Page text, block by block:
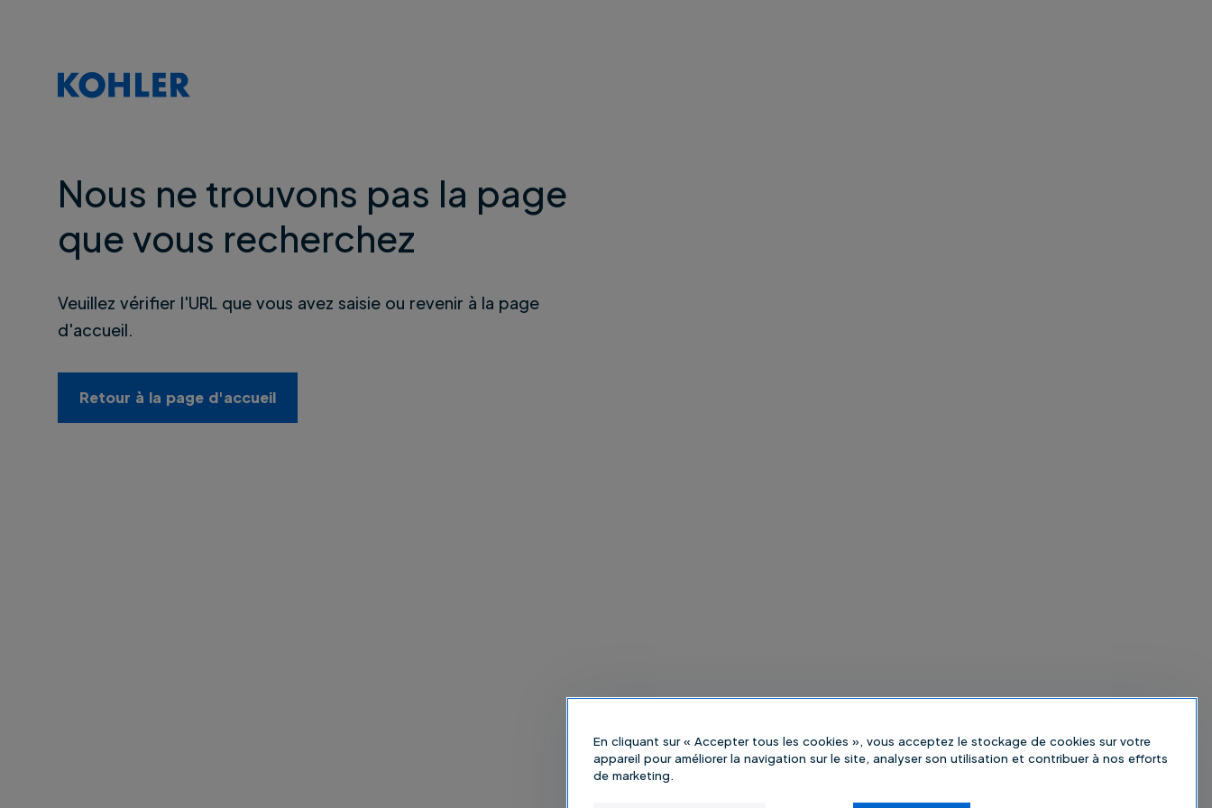
Nous ne trouvons pas la page
que vous recherchez
Veuillez vérifier l'URL que vous avez saisie ou revenir à la page
d'accueil.
Retour à la page d'accueil
En cliquant sur « Accepter tous les cookies », vous acceptez le stockage de cookies sur votre
appareil pour améliorer la navigation sur le site, analyser son utilisation et contribuer à nos efforts
de marketing.